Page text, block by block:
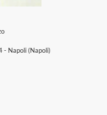
- Napoli (Napoli)